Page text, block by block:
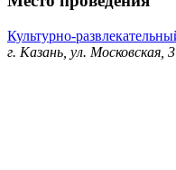
Культурно-
г. Казань, ул. Московская, 3